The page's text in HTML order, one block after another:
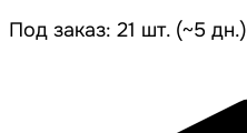
Под заказ: 21 шт. (~5 дн.)